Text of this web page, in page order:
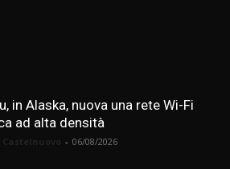
in Alaska, nuova una rete Wi-Fi
ad alta densità
- 06/08/2026